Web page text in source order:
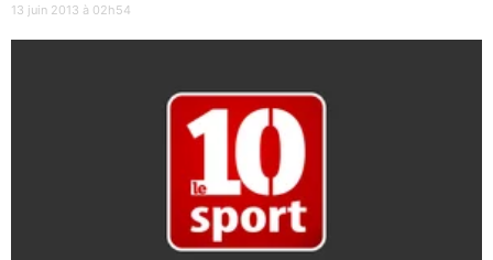
13 juin 2013 à 02h54